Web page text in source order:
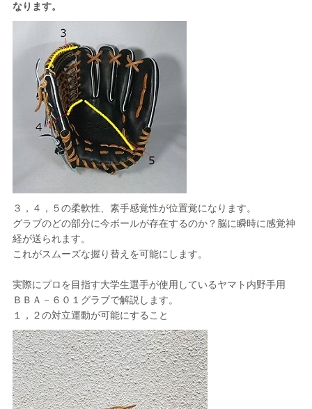
なります。
３，４，５の柔軟性、素手感覚性が位置覚になります。
グラブのどの部分に今ボールが存在するのか？脳に瞬時に感覚神
経が送られます。
これがスムーズな握り替えを可能にします。
実際にプロを目指す大学生選手が使用しているヤマト内野手用
ＢＢＡ－６０１グラブで解説します。
１，２の対立運動が可能にすること